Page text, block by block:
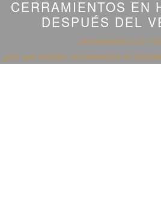
CERRAMIENTOS EN
DESPUÉS DEL
cerramientos t27/
¿por qué instalar cerramientos en